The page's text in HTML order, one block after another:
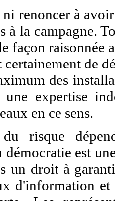
renoncer à
à la campagne.
façon raisonnée
certainement de
des
expertise
en ce sens.
risque
démocratie est
un droit à
d'information